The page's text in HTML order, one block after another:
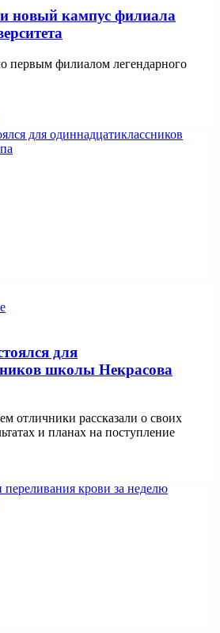
новый кампус филиала
первым филиалом легендарного
для
школы Некрасова
отличники рассказали о своих
и планах на поступление